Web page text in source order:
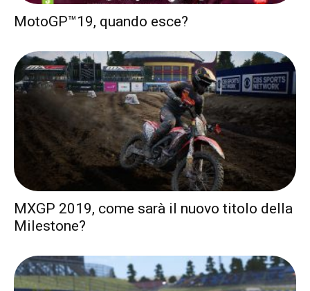
MotoGP™19, quando esce?
MXGP 2019, come sarà il nuovo titolo della
Milestone?